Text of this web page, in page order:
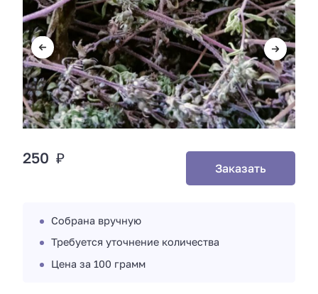
250 ₽
Заказать
Собрана вручную
Требуется уточнение количества
Цена за 100 грамм